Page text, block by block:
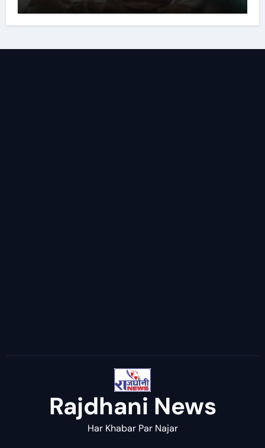
Rajdhani News
Har Khabar Par Najar